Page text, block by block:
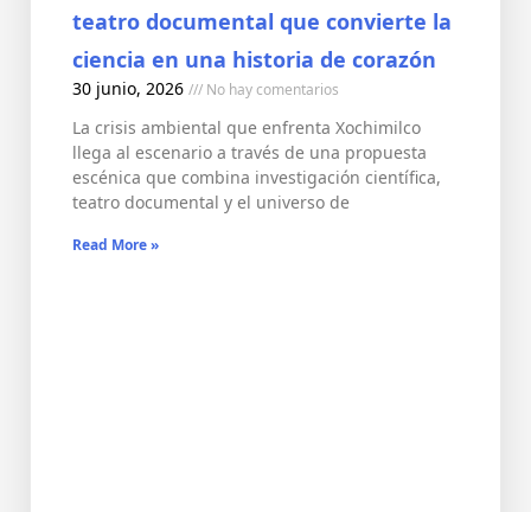
teatro documental que convierte la
ciencia en una historia de corazón
30 junio, 2026 No hay comentarios
La crisis ambiental que enfrenta Xochimilco
llega al escenario a través de una propuesta
escénica que combina investigación científica,
teatro documental y el universo de
Read More »